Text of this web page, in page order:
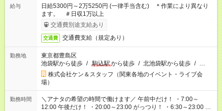
給与
日給5300円～2万5250円 (一律手当含む) ＊作業により異なり
ます。 ＃日収1万以上
交通費別途支給あり
交通費 交通費支給（規定あり）
勤務地
東京都豊島区
池袋駅から徒歩 / 駒込駅から徒歩 / 北池袋駅から徒歩 / …
株式会社ケン＆スタッフ（関東各地のイベント・ライブ会
場）
勤務時間
＼アナタの希望の時間で働けます／ 午前中だけ！ ・7:00～
12:00 午後だけ！ ・20:00～23:00 がっつり！ ・6:30～23:00 ・